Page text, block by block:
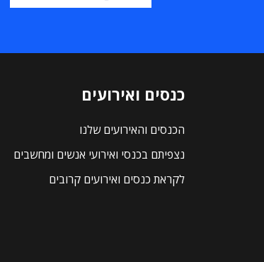
כנסים ואירועים
הכנסים והאירועים שלנו
נצפיתם בכנסי ואירועי אנשים ומחשבים
לקראת כנסים ואירועים קרובים